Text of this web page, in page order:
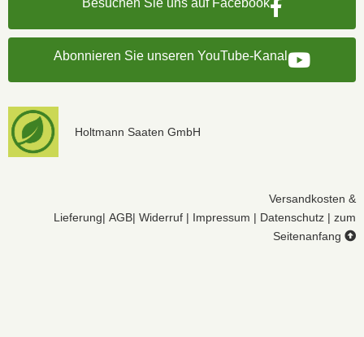
Besuchen Sie uns auf Facebook
Abonnieren Sie unseren YouTube-Kanal
Holtmann Saaten GmbH
Versandkosten &
Lieferung| AGB| Widerruf | Impressum | Datenschutz | zum
Seitenanfang